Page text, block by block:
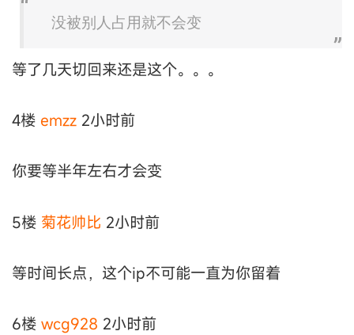
没被别人占用就不会变
等了几天切回来还是这个。。。
4楼 emzz 2小时前
你要等半年左右才会变
5楼 菊花帅比 2小时前
等时间长点，这个ip不可能一直为你留着
6楼 wcg928 2小时前